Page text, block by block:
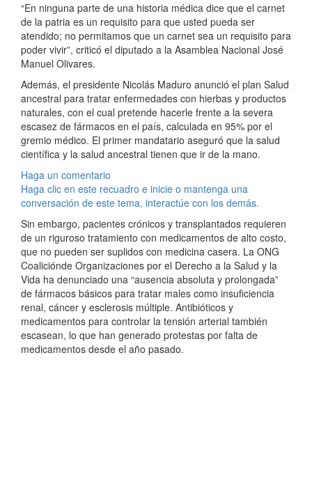
“En ninguna parte de una historia médica dice que el carnet
de la patria es un requisito para que usted pueda ser
atendido; no permitamos que un carnet sea un requisito para
poder vivir”, criticó el diputado a la Asamblea Nacional José
Manuel Olivares.
Además, el presidente Nicolás Maduro anunció el plan Salud
ancestral para tratar enfermedades con hierbas y productos
naturales, con el cual pretende hacerle frente a la severa
escasez de fármacos en el país, calculada en 95% por el
gremio médico. El primer mandatario aseguró que la salud
científica y la salud ancestral tienen que ir de la mano.
Haga un comentario
Haga clic en este recuadro e inicie o mantenga una
conversación de este tema, interactúe con los demás.
Sin embargo, pacientes crónicos y transplantados requieren
de un riguroso tratamiento con medicamentos de alto costo,
que no pueden ser suplidos con medicina casera. La ONG
Coaliciónde Organizaciones por el Derecho a la Salud y la
Vida ha denunciado una “ausencia absoluta y prolongada”
de fármacos básicos para tratar males como insuficiencia
renal, cáncer y esclerosis múltiple. Antibióticos y
medicamentos para controlar la tensión arterial también
escasean, lo que han generado protestas por falta de
medicamentos desde el año pasado.